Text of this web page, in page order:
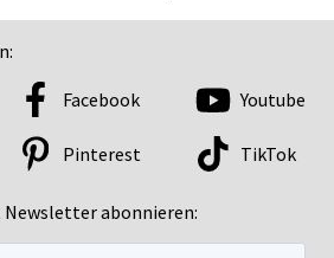
Newsletter abonnieren:
Facebook Youtube
Pinterest TikTok